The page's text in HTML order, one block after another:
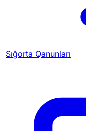
Sığorta Qanunları